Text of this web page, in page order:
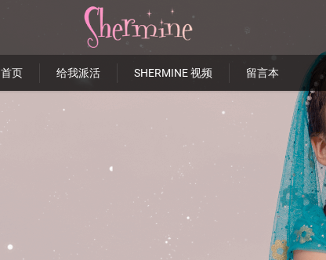
首页 给我派活 SHERMINE 视频 留言本